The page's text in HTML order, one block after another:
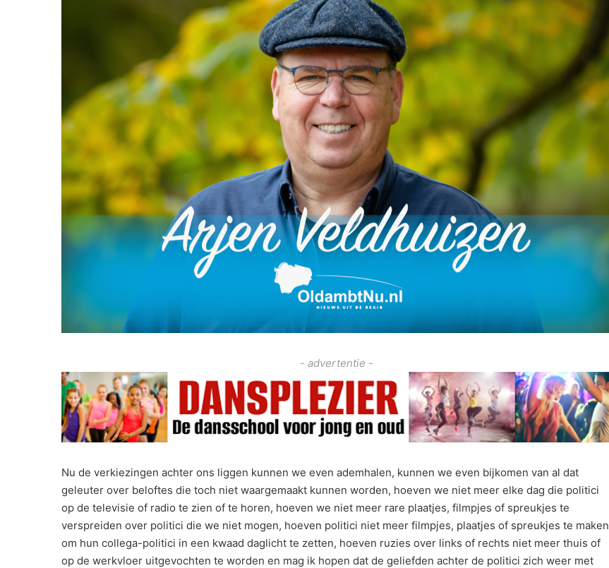
- advertentie -
Nu de verkiezingen achter ons liggen kunnen we even ademhalen, kunnen we even bijkomen van al dat
geleuter over beloftes die toch niet waargemaakt kunnen worden, hoeven we niet meer elke dag die politici
op de televisie of radio te zien of te horen, hoeven we niet meer rare plaatjes, filmpjes of spreukjes te
verspreiden over politici die we niet mogen, hoeven politici niet meer filmpjes, plaatjes of spreukjes te maken
om hun collega-politici in een kwaad daglicht te zetten, hoeven ruzies over links of rechts niet meer thuis of
op de werkvloer uitgevochten te worden en mag ik hopen dat de geliefden achter de politici zich weer met